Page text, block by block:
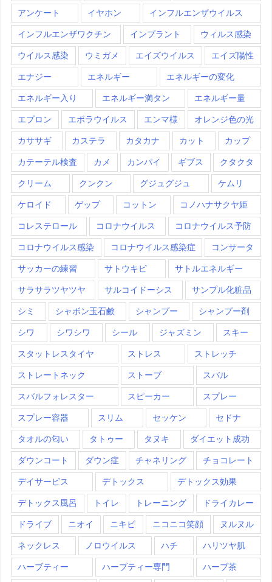
アンケート イヤホン インフルエンザウイルス
インフルエンザワクチン インプラント ウィルス感染
ウイルス感染 ウミガメ エイズウイルス エイズ陽性
エナジー エネルギー エネルギーの変化
エネルギー入り エネルギー満タン エネルギー量
エプロン エボラウイルス エンマ様 オレンジ色の光
カササギ カステラ カタカナ カット カップ
カテーテル検査 カメ カンパイ ギブス クタクタ
クリーム クンクン グジュグジュ ケムリ
ケロイド ゲップ コットン コノハナサクヤ姫
コレステロール コロナウイルス コロナウイルス予防
コロナウイルス感染 コロナウイルス感染症 コンサータ
サッカーの練習 サトウキビ サトルエネルギー
サラサラツヤツヤ サルコイドーシス サンプル化粧品
シミ シャボン玉石鹸 シャンプー シャンプー剤
シワ シワシワ シール ジャズミン スキー
スタットレスタイヤ ストレス ストレッチ
ストレートネック ストーブ スバル
スバルフォレスター スピーカー スプレー
スプレー容器 スリム セッケン セドナ
タオルの匂い タトゥー タヌキ ダイエット成功
ダウンコート ダウン症 チャネリング チョコレート
デイサービス デトックス デトックス効果
デトックス風呂 トイレ トレーニング ドライカレー
ドライブ ニオイ ニキビ ニコニコ笑顔 ヌルヌル
ネックレス ノロウイルス ハチ ハリツヤ肌
ハーブティー ハーブティー専門 ハーブ茶